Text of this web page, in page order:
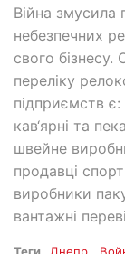
Війна змусила
небезпечних
свого
переліку
підприємств є:
кав‘ярні та
швейне
продавці
виробники
вантажні